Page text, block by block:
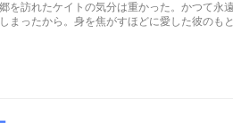
を訪れたケイトの気分は重かった。かつて永
まったから。身を焦がすほどに愛した彼のも